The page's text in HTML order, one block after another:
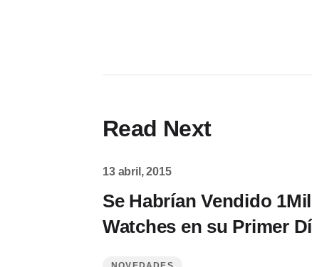
Read Next
13 abril, 2015
Se Habrían Vendido
Watches en su Primer